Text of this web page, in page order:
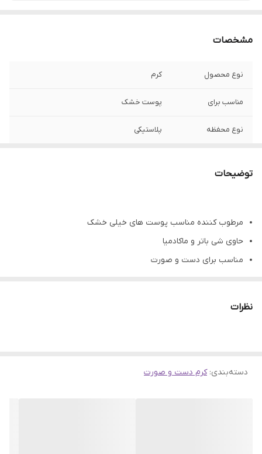
مشخصات
نوع محصول کرم
مناسب برای پوست خشک
نوع محفظه پلاستیکی
روش مصرف
توضیحات
مرطوب کننده مناسب پوست های خیلی خشک
حاوی شی باتر و ماکادمیا
مناسب برای دست و صورت
نظرات
دسته‌بندی:کرم دست و صورت